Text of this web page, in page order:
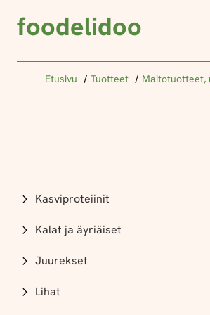
foodelidoo
Etusivu Tuotteet Maitotuotteet,
Kasviproteiinit
Kalat ja äyriäiset
Juurekset
Lihat